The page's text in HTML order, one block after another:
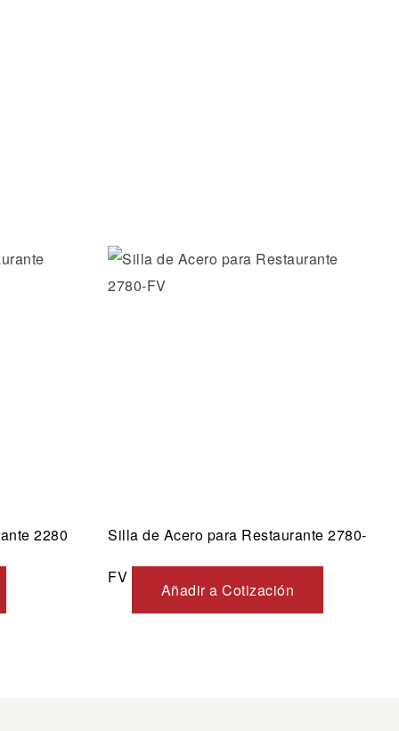
Añadir a la lista de deseos
2280 Silla de Acero para Restaurante 2780-
FV
Añadir a Cotización